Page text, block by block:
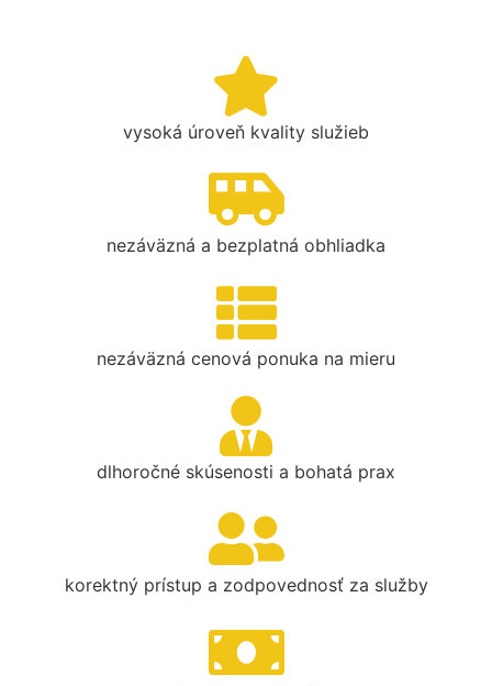
vysoká úroveň kvality služieb
nezáväzná a bezplatná obhliadka
nezáväzná cenová ponuka na mieru
dlhoročné skúsenosti a bohatá prax
korektný prístup a zodpovednosť za služby